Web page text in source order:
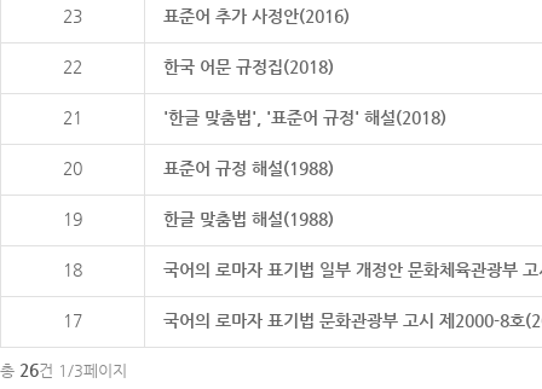
23 표준어 추가 사정안(2016)
22 한국 어문 규정집(2018)
21 '한글 맞춤법', '표준어 규정' 해설(2018)
20 표준어 규정 해설(1988)
19 한글 맞춤법 해설(1988)
18 국어의 로마자 표기법 일부 개정안 문화체육관광부
17 국어의 로마자 표기법 문화관광부 고시 제2000-8호
총 26건 1/3페이지